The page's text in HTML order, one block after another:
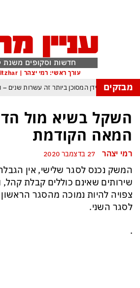
חדשות וסקופים משנת 1999
עורך ראשי: רמי יצהר | Rami Yitzhar
מבזקים
העולם נכנס לעידן המסוכן ביותר זה עשרות
מי היה מאמין שבאר שבע תנצח את הכוכב האדום?
ומיירטים להגנה – טראמפ נשאר רק עם ציוצי
גרדום כמדיניות: כך הפכה ההוצאה להורג לכלי
א-סיסי, ארדואן ושליט קטאר מכנסים פגישת
השקל בשיא מול
המאה הקודמת
רמי יצהר
המשק נכנס לסגר שלישי, אין
שירותים שאינם כוללים קבלת
צפויה להיות נמוכה מהסגר
לסגר השני.
.